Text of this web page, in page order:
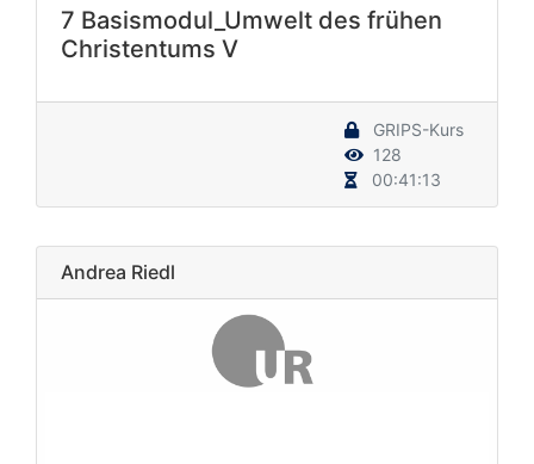
7 Basismodul_Umwelt des frühen
Christentums V
GRIPS-Kurs
128
00:41:13
Andrea Riedl